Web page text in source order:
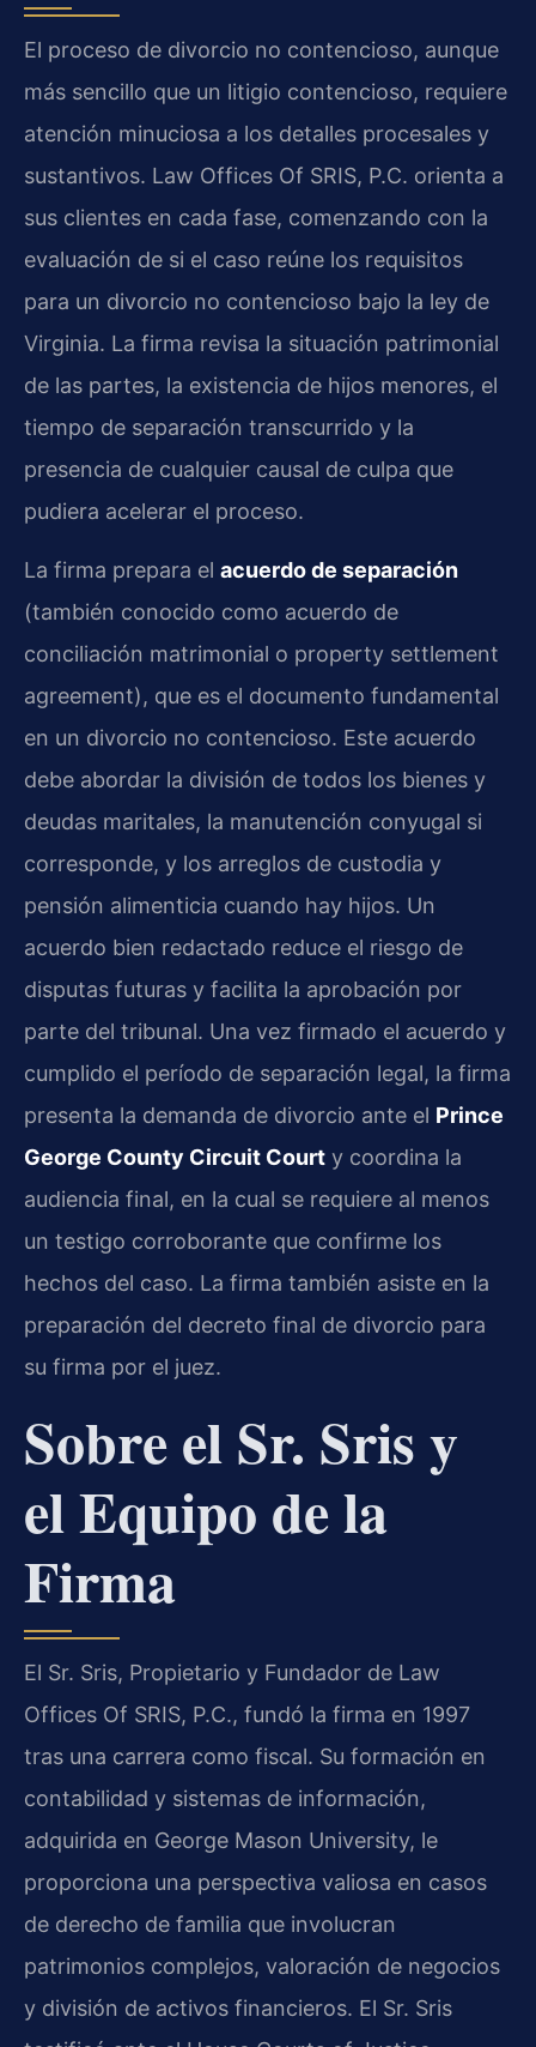
El proceso de divorcio no contencioso, aunque
más sencillo que un litigio contencioso, requiere
atención minuciosa a los detalles procesales y
sustantivos. Law Offices Of SRIS, P.C. orienta a
sus clientes en cada fase, comenzando con la
evaluación de si el caso reúne los requisitos
para un divorcio no contencioso bajo la ley de
Virginia. La firma revisa la situación patrimonial
de las partes, la existencia de hijos menores, el
tiempo de separación transcurrido y la
presencia de cualquier causal de culpa que
pudiera acelerar el proceso.
La firma prepara el acuerdo de separación
(también conocido como acuerdo de
conciliación matrimonial o property settlement
agreement), que es el documento fundamental
en un divorcio no contencioso. Este acuerdo
debe abordar la división de todos los bienes y
deudas maritales, la manutención conyugal si
corresponde, y los arreglos de custodia y
pensión alimenticia cuando hay hijos. Un
acuerdo bien redactado reduce el riesgo de
disputas futuras y facilita la aprobación por
parte del tribunal. Una vez firmado el acuerdo y
cumplido el período de separación legal, la firma
presenta la demanda de divorcio ante el Prince
George County Circuit Court y coordina la
audiencia final, en la cual se requiere al menos
un testigo corroborante que confirme los
hechos del caso. La firma también asiste en la
preparación del decreto final de divorcio para
su firma por el juez.
Sobre el Sr. Sris y
el Equipo de la
Firma
El Sr. Sris, Propietario y Fundador de Law
Offices Of SRIS, P.C., fundó la firma en 1997
tras una carrera como fiscal. Su formación en
contabilidad y sistemas de información,
adquirida en George Mason University, le
proporciona una perspectiva valiosa en casos
de derecho de familia que involucran
patrimonios complejos, valoración de negocios
y división de activos financieros. El Sr. Sris